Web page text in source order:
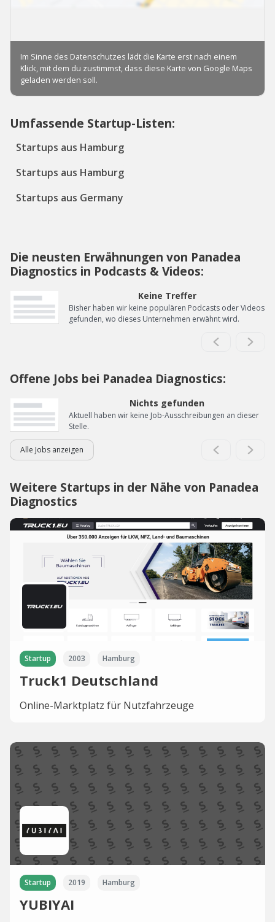
Umfassende Startup-Listen:
Startups aus Hamburg
Startups aus Hamburg
Startups aus Germany
Die neusten Erwähnungen von Panadea
Diagnostics in Podcasts & Videos:
Keine Treffer
Bisher haben wir keine populären Podcasts oder Videos
gefunden, wo dieses Unternehmen erwähnt wird.
Offene Jobs bei Panadea Diagnostics:
Nichts gefunden
Aktuell haben wir keine Job-Ausschreibungen an dieser
Stelle.
Alle Jobs anzeigen
Weitere Startups in der Nähe von Panadea
Diagnostics
Startup 2003 Hamburg
Truck1 Deutschland
Online-Marktplatz für Nutzfahrzeuge
Startup 2019 Hamburg
YUBIYAI